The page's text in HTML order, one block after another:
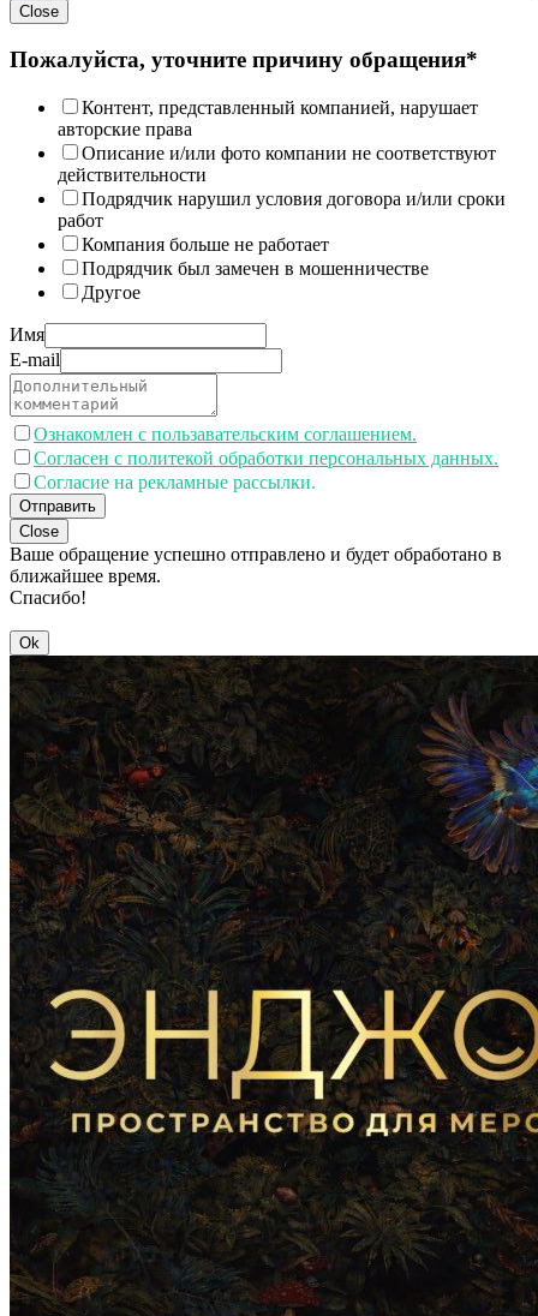
Close
Пожалуйста, уточните причину обращения*
Контент, представленный компанией, нарушает
авторские права
Описание и/или фото компании не соответствуют
действительности
Подрядчик нарушил условия договора и/или сроки
работ
Компания больше не работает
Подрядчик был замечен в мошенничестве
Другое
Имя
E-mail
Ознакомлен с пользавательским соглашением.
Согласен с политекой обработки персональных данных.
Согласие на рекламные рассылки.
Отправить
Close
Ваше обращение успешно отправлено и будет обработано в
ближайшее время.
Спасибо!
Ok